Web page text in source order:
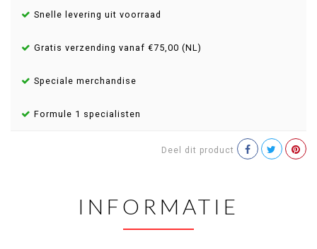
Snelle levering uit voorraad
Gratis verzending vanaf €75,00 (NL)
Speciale merchandise
Formule 1 specialisten
Deel dit product
INFORMATIE